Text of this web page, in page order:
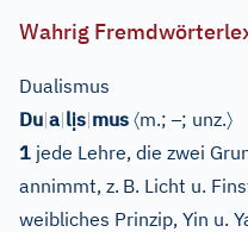
Wahrig
Dualismus
Du|a|lịs|mus 〈m.;–; unz.〉
1 jede Lehre, die zwei
annimmt, z. B. Licht u.
weibliches Prinzip, Yin u.